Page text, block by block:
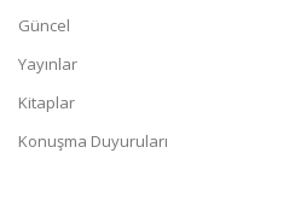
Güncel
Yayınlar
Kitaplar
Konuşma Duyuruları